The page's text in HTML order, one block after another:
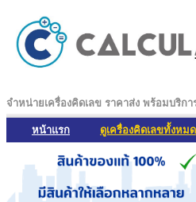
จำหน่ายเครื่องคิดเลข ราคาส่ง พร้อมบริกา
หน้าแรก ดูเครื่องคิดเลขทั้งหมด